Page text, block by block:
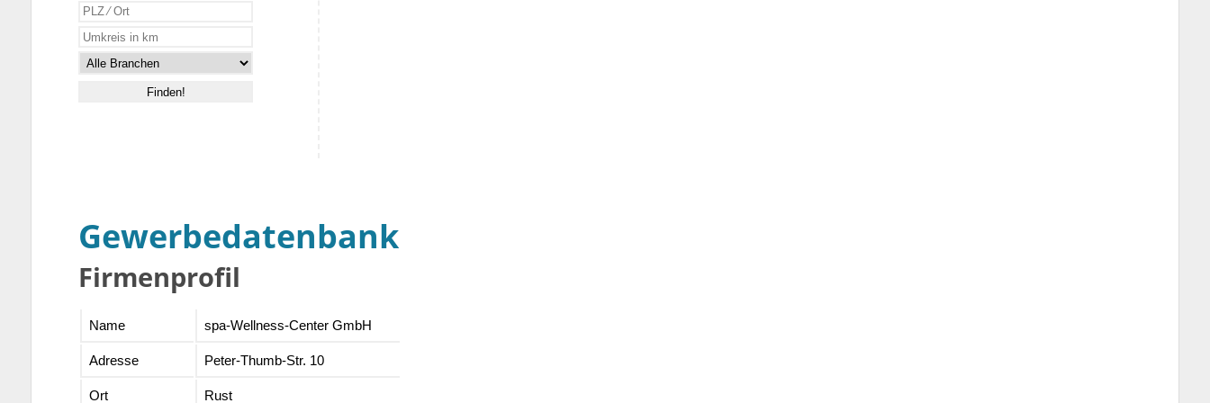
Gewerbedatenbank
Firmenprofil
Name spa-Wellness-Center GmbH
Adresse Peter-Thumb-Str. 10
Ort Rust